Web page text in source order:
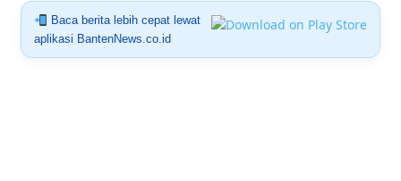
Baca berita lebih cepat lewat
aplikasi BantenNews.co.id